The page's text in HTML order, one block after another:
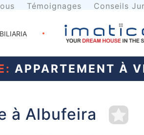
Témoignages Conseils
APPARTEMENT À
à Albufeira